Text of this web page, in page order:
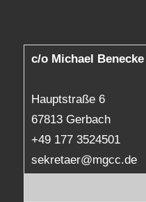
c/o Michael Benecke
Hauptstraße 6
67813 Gerbach
+49 177 3524501
sekretaer@mgcc.de